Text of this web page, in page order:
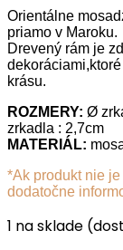
Orientálne
priamo v Maroku.
Drevený rám je
krásu.
ROZMERY: Ø
zrkadla : 2,7cm
MATERIÁL:
*Ak produkt nie
dodatočne
1 na sklade